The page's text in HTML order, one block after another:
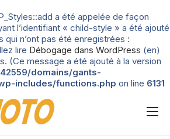
a été appelée de façon
l’identifiant « child-style » a été ajouté
n’ont pas été enregistrées :
lire Débogage dans WordPress (en)
(Ce message a été ajouté à la version
domains/gants-
includes/functions.php on line 6131